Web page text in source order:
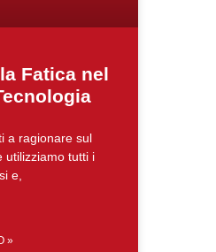
Fatica nel
a ragionare sul
utilizziamo tutti i
e,
»